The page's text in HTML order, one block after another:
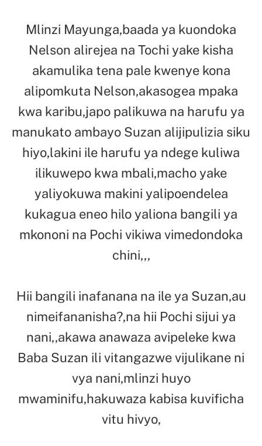
Mlinzi Mayunga,baada ya kuondoka
Nelson alirejea na Tochi yake kisha
akamulika tena pale kwenye kona
alipomkuta Nelson,akasogea mpaka
kwa karibu,japo palikuwa na harufu ya
manukato ambayo Suzan alijipulizia siku
hiyo,lakini ile harufu ya ndege kuliwa
ilikuwepo kwa mbali,macho yake
yaliyokuwa makini yalipoendelea
kukagua eneo hilo yaliona bangili ya
mkononi na Pochi vikiwa vimedondoka
chini,,,
Hii bangili inafanana na ile ya Suzan,au
nimeifananisha?,na hii Pochi sijui ya
nani,,akawa anawaza avipeleke kwa
Baba Suzan ili vitangazwe vijulikane ni
vya nani,mlinzi huyo
mwaminifu,hakuwaza kabisa kuvificha
vitu hivyo,